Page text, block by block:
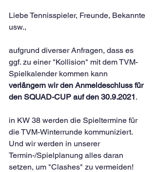
Liebe Tennisspieler, Freunde, Bekannte
usw.,
aufgrund diverser Anfragen, dass es
ggf. zu einer "Kollision" mit dem TVM-
Spielkalender kommen kann
verlängern wir den Anmeldeschluss für
den SQUAD-CUP auf den 30.9.2021.
in KW 38 werden die Spieltermine für
die TVM-Winterrunde kommuniziert.
Und wir werden in unserer
Termin-/Spielplanung alles daran
setzen, um "Clashes" zu vermeiden!